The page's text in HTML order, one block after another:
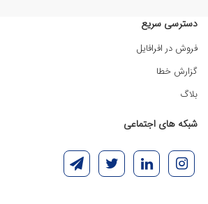
دسترسی سریع
فروش در افرافایل
گزارش خطا
بلاگ
شبکه های اجتماعی